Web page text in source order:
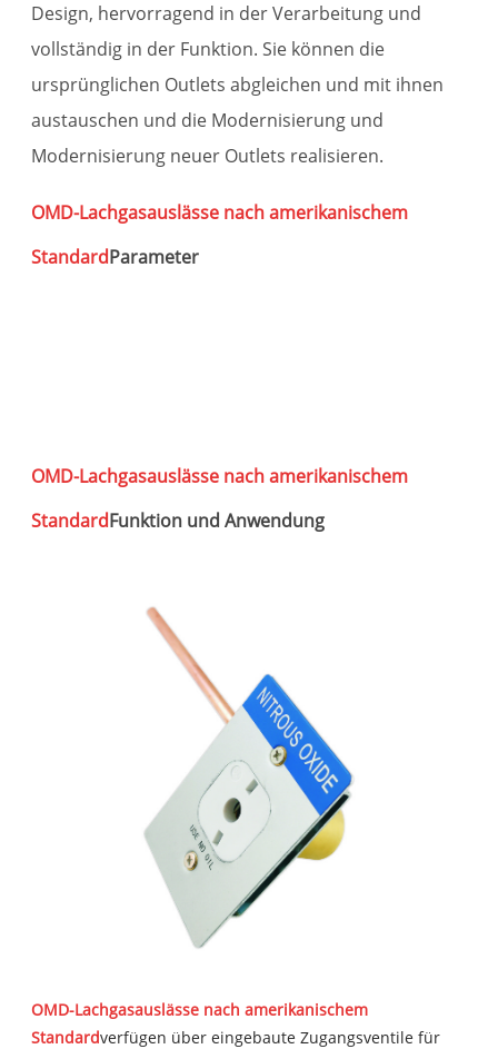
Design, hervorragend in der Verarbeitung und
vollständig in der Funktion. Sie können die
ursprünglichen Outlets abgleichen und mit ihnen
austauschen und die Modernisierung und
Modernisierung neuer Outlets realisieren.
OMD-Lachgasauslässe nach amerikanischem
StandardParameter
OMD-Lachgasauslässe nach amerikanischem
StandardFunktion und Anwendung
OMD-Lachgasauslässe nach amerikanischem
Standardverfügen über eingebaute Zugangsventile für